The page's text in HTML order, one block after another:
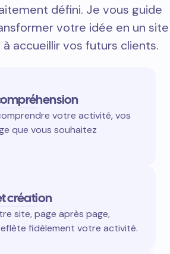
défini. Je vous guide
votre idée en un site
accueillir vos futurs clients.
votre activité, vos
que vous souhaitez
création
site, page après page,
reflète fidèlement votre activité.